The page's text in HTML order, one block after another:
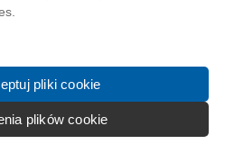
pliki cookie
plików cookie